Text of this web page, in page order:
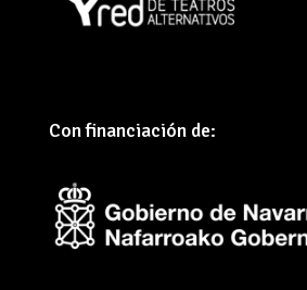
Con financiación de: